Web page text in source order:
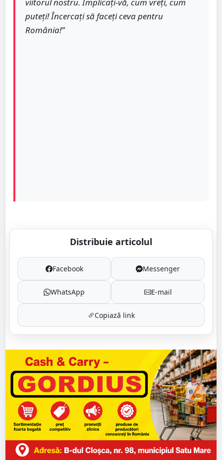
viitorul nostru. Implicați-vă, cum vreți, cum
puteți! Încercați să faceți ceva pentru
România!”
Distribuie articolul
Facebook Messenger
WhatsApp E-mail
Copiază link